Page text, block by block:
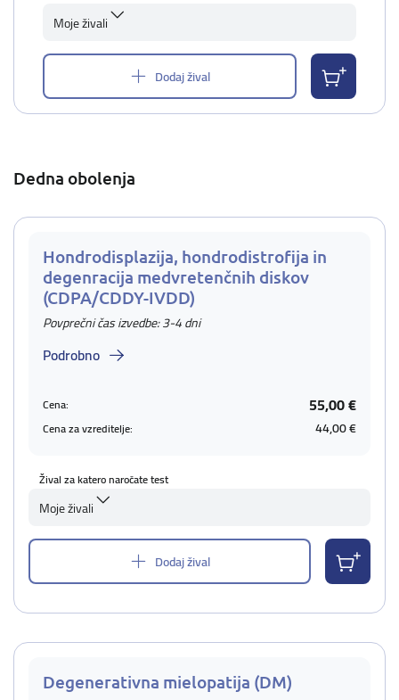
Moje živali
Dodaj žival
Dedna obolenja
Hondrodisplazija, hondrodistrofija in
degenracija medvretenčnih diskov
(CDPA/CDDY-IVDD)
Povprečni čas izvedbe: 3-4 dni
Podrobno
Cena: 55,00 €
Cena za vzreditelje: 44,00 €
Žival za katero naročate test
Moje živali
Dodaj žival
Degenerativna mielopatija (DM)